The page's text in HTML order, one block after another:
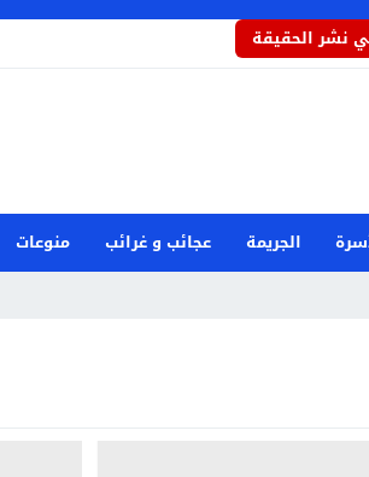
نشر الحقيقة
الجريمة عجائب و غرائب
منوعات